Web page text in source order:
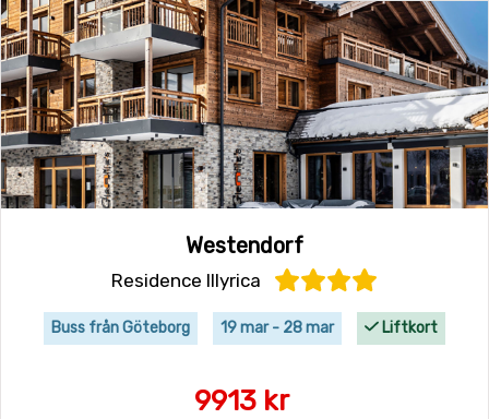
Westendorf
Residence Illyrica
Buss från Göteborg 19 mar - 28 mar Liftkort
9913 kr